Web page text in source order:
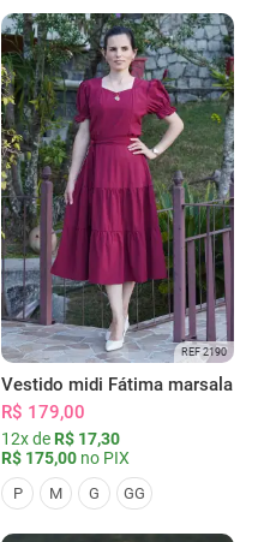
REF 2190
Vestido midi Fátima marsala
R$ 179,00
12x de R$ 17,30
R$ 175,00 no PIX
P M G GG